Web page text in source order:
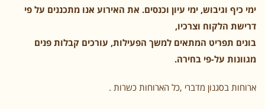
ימי כיף וגיבוש, ימי עיון וכנסים. את האירוע אנו מתכננים על פי
דרישת הלקוח וצרכיו,
בונים תפריט המתאים למשך הפעילות, עורכים קבלות פנים
מגוונות על-פי בחירה.
ארוחות בסגנון מדברי ,כל הארוחות כשרות .